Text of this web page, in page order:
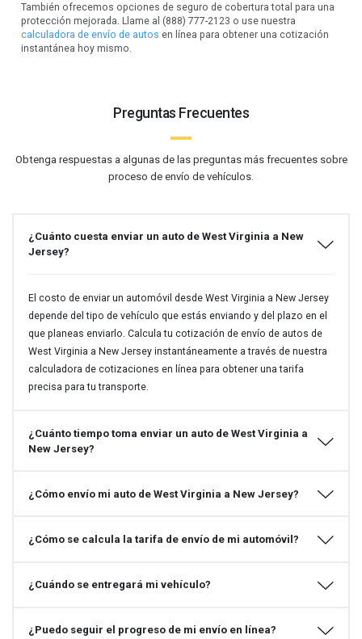
También ofrecemos opciones de seguro de cobertura total para una
protección mejorada. Llame al (888) 777-2123 o use nuestra
calculadora de envío de autos en línea para obtener una cotización
instantánea hoy mismo.
Preguntas Frecuentes
Obtenga respuestas a algunas de las preguntas más frecuentes sobre
proceso de envío de vehículos.
¿Cuánto cuesta enviar un auto de West Virginia a New
Jersey?
El costo de enviar un automóvil desde West Virginia a New Jersey
depende del tipo de vehículo que estás enviando y del plazo en el
que planeas enviarlo. Calcula tu cotización de envío de autos de
West Virginia a New Jersey instantáneamente a través de nuestra
calculadora de cotizaciones en línea para obtener una tarifa
precisa para tu transporte.
¿Cuánto tiempo toma enviar un auto de West Virginia a
New Jersey?
¿Cómo envío mi auto de West Virginia a New Jersey?
¿Cómo se calcula la tarifa de envío de mi automóvil?
¿Cuándo se entregará mi vehículo?
¿Puedo seguir el progreso de mi envío en línea?